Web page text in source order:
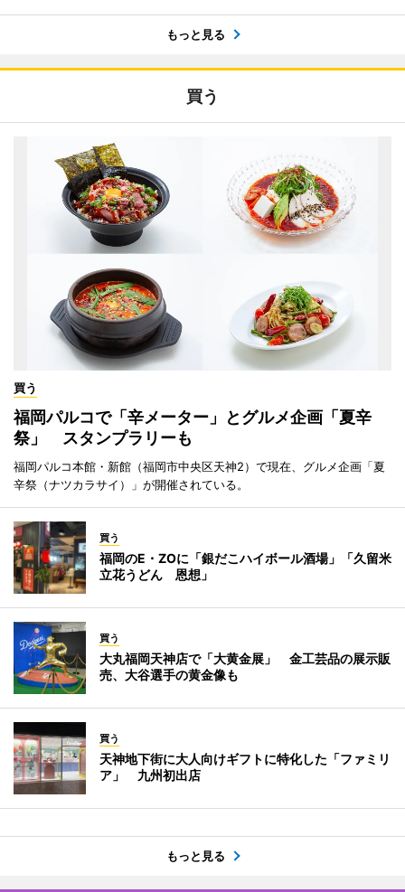
もっと見る
買う
買う
福岡パルコで「辛メーター」とグルメ企画「夏辛
祭」 スタンプラリーも
福岡パルコ本館・新館（福岡市中央区天神2）で現在、グルメ企画「夏
辛祭（ナツカラサイ）」が開催されている。
買う
福岡のE・ZOに「銀だこハイボール酒場」「久留米
立花うどん 恩想」
買う
大丸福岡天神店で「大黄金展」 金工芸品の展示販
売、大谷選手の黄金像も
買う
天神地下街に大人向けギフトに特化した「ファミリ
ア」 九州初出店
もっと見る